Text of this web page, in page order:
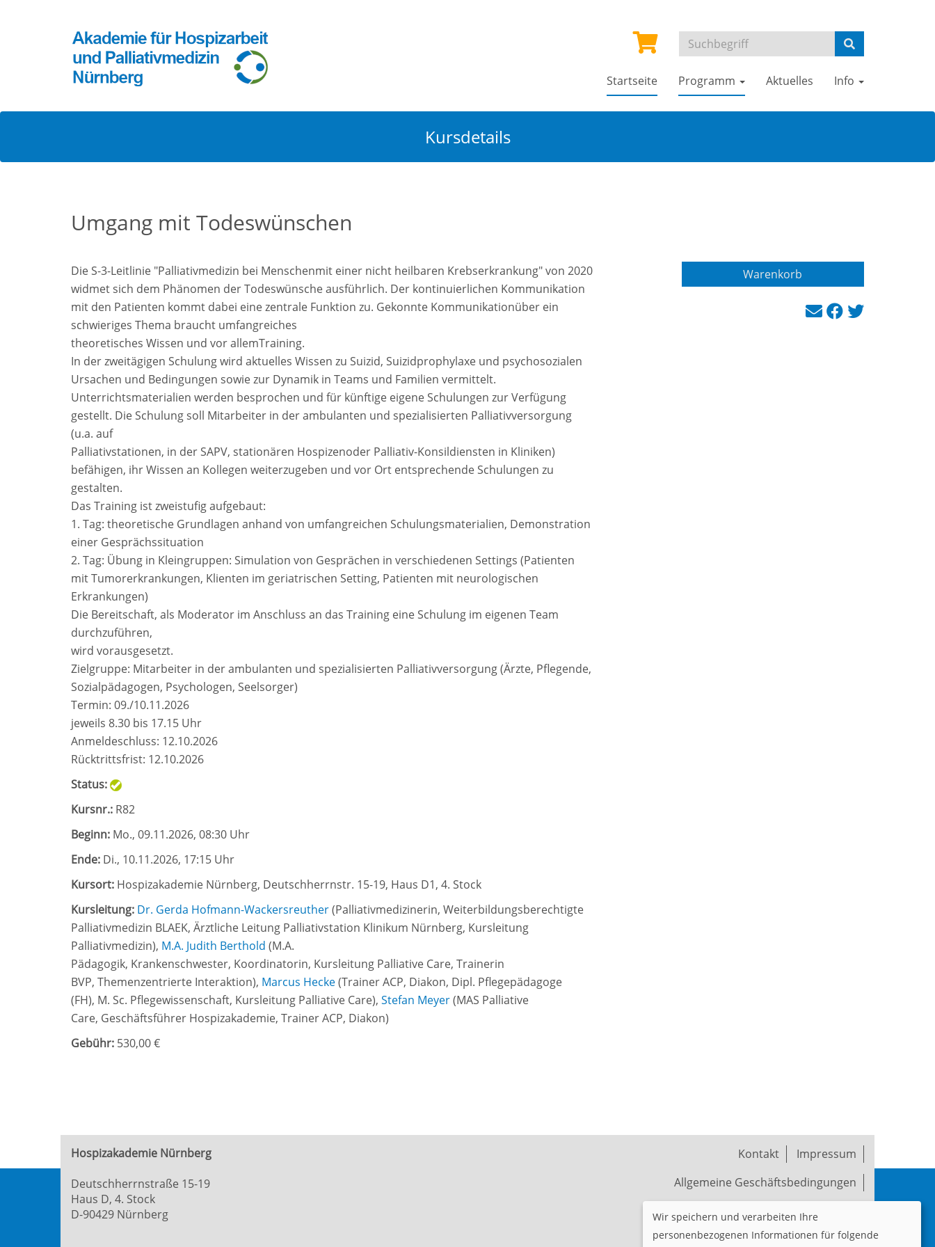
Startseite Programm Aktuelles Info
Kursdetails
Umgang mit Todeswünschen
Die S-3-Leitlinie "Palliativmedizin bei Menschenmit einer nicht heilbaren Krebserkrankung" von 2020
widmet sich dem Phänomen der Todeswünsche ausführlich. Der kontinuierlichen Kommunikation
mit den Patienten kommt dabei eine zentrale Funktion zu. Gekonnte Kommunikationüber ein
schwieriges Thema braucht umfangreiches
theoretisches Wissen und vor allemTraining.
In der zweitägigen Schulung wird aktuelles Wissen zu Suizid, Suizidprophylaxe und psychosozialen
Ursachen und Bedingungen sowie zur Dynamik in Teams und Familien vermittelt.
Unterrichtsmaterialien werden besprochen und für künftige eigene Schulungen zur Verfügung
gestellt. Die Schulung soll Mitarbeiter in der ambulanten und spezialisierten Palliativversorgung
(u.a. auf
Palliativstationen, in der SAPV, stationären Hospizenoder Palliativ-Konsildiensten in Kliniken)
befähigen, ihr Wissen an Kollegen weiterzugeben und vor Ort entsprechende Schulungen zu
gestalten.
Das Training ist zweistufig aufgebaut:
1. Tag: theoretische Grundlagen anhand von umfangreichen Schulungsmaterialien, Demonstration
einer Gesprächssituation
2. Tag: Übung in Kleingruppen: Simulation von Gesprächen in verschiedenen Settings (Patienten
mit Tumorerkrankungen, Klienten im geriatrischen Setting, Patienten mit neurologischen
Erkrankungen)
Die Bereitschaft, als Moderator im Anschluss an das Training eine Schulung im eigenen Team
durchzuführen,
wird vorausgesetzt.
Zielgruppe: Mitarbeiter in der ambulanten und spezialisierten Palliativversorgung (Ärzte, Pflegende,
Sozialpädagogen, Psychologen, Seelsorger)
Termin: 09./10.11.2026
jeweils 8.30 bis 17.15 Uhr
Anmeldeschluss: 12.10.2026
Rücktrittsfrist: 12.10.2026
Status:
Kursnr.: R82
Beginn: Mo., 09.11.2026, 08:30 Uhr
Ende: Di., 10.11.2026, 17:15 Uhr
Kursort: Hospizakademie Nürnberg, Deutschherrnstr. 15-19, Haus D1, 4. Stock
Kursleitung: Dr. Gerda Hofmann-Wackersreuther(Palliativmedizinerin, Weiterbildungsberechtigte
Palliativmedizin BLAEK, Ärztliche Leitung Palliativstation Klinikum Nürnberg, Kursleitung
Palliativmedizin), M.A. Judith Berthold (M.A.
Pädagogik, Krankenschwester, Koordinatorin, Kursleitung Palliative Care, Trainerin
BVP, Themenzentrierte Interaktion), Marcus Hecke(Trainer ACP, Diakon, Dipl. Pflegepädagoge
(FH), M. Sc. Pflegewissenschaft, Kursleitung Palliative Care), Stefan Meyer(MAS Palliative
Care, Geschäftsführer Hospizakademie, Trainer ACP, Diakon)
Gebühr: 530,00 €
Warenkorb
Hospizakademie Nürnberg
Deutschherrnstraße 15-19
Haus D, 4. Stock
D-90429 Nürnberg
Kontakt
Impressum
Allgemeine Geschäftsbedingungen
Widerruf
Datenschutzerklärung
Wir speichern und verarbeiten Ihre
personenbezogenen Informationen für folgende